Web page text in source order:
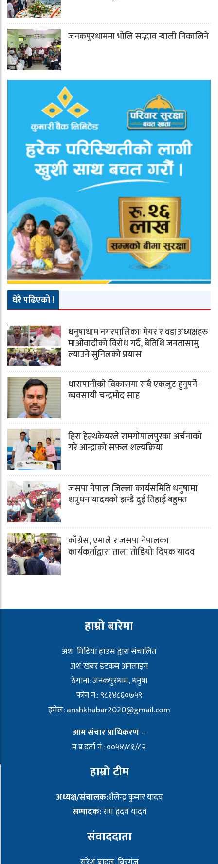
जनकपुरधाममा भोलि सद्भाव र्‍याली निकालिने
धेरै पढिएको !
धनुषाधाम नगरपालिकाः मेयर र वडाअध्यक्षहरु
माओवादीको विरोध गर्दै, बेतिथि जनतासामु
ल्याउने सुनिलको प्रयास
धारापानीको विकासमा सबै एकजुट हुनुपर्ने :
व्यवसायी चन्द्रमोद साह
हिरा हेल्थकेयरले रामगोपालपुरका अर्चनाको
गरे आन्द्राको सफल शल्यक्रिया
जसपा नेपालः जिल्ला कार्यसमिति धनुषामा
शत्रुधन यादवको झन्डै दुई तिहाई बहुमत
काँग्रेस, एमाले र जसपा नेपालका
कार्यकर्ताद्वारा ताला तोडियोः दिपक यादव
हाम्रो बारेमा
अंश मिडिया हाउस द्वारा संचालित
अंश खबर डटकम अनलाइन
ठेगाना: जनकपुरधाम, धनुषा
फोन नं.: ९८१४८६०७५९
इमेल:anshkhabar2020@gmail.com
आम संचार प्राधिकरण–
म.प्र.दर्ता नं.: ००५४/८१/८२
हाम्रो टीम
अध्यक्ष/संचालक:शैलेन्द्र कुमार यादव
सम्पादक:राम हृदय यादव
संवाददाता